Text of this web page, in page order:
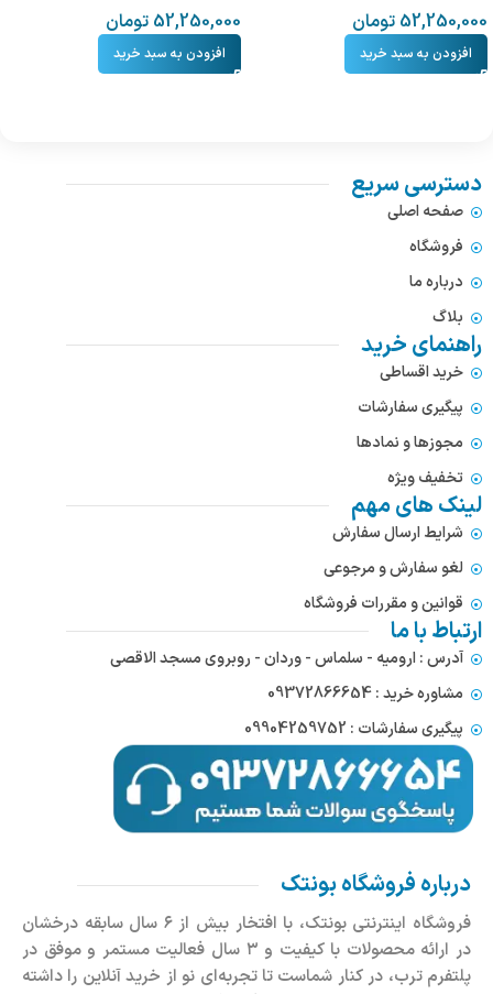
52,250,000 تومان
افزودن به سبد خرید
52,250,000 تومان
افزودن به سبد خرید
دسترسی سریع
صفحه اصلی
فروشگاه
درباره ما
بلاگ
راهنمای خرید
خرید اقساطی
پیگیری سفارشات
مجوزها و نمادها
تخفیف ویژه
لینک های مهم
شرایط ارسال سفارش
لغو سفارش و مرجوعی
قوانین و مقررات فروشگاه
ارتباط با ما
آدرس : ارومیه - سلماس - وردان - روبروی مسجد الاقصی
مشاوره خرید : 09372866654
پیگیری سفارشات : 09904259752
درباره فروشگاه بونتک
فروشگاه اینترنتی بونتک، با افتخار بیش از ۶ سال سابقه درخشان
در ارائه محصولات با کیفیت و ۳ سال فعالیت مستمر و موفق در
پلتفرم ترب، در کنار شماست تا تجربه‌ای نو از خرید آنلاین را داشته